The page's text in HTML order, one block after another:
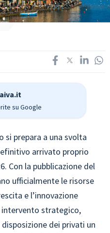
su Google
prepara a una svolta
arrivato proprio
Con la pubblicazione del
ufficialmente le risorse
e l’innovazione
intervento strategico,
dei privati un